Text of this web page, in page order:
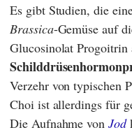
Es gibt Studien, die
Brassica-Gemüse auf
Glucosinolat
Verzehr von typischen
Choi ist allerdings für
Die Aufnahme vonJod